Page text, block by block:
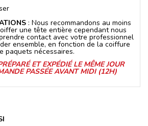
: Nous recommandons au moins
une tête entière cependant nous
contact avec votre professionnel
ensemble, en fonction de la coiffure
paquets nécessaires.
ET EXPÉDIÉ LE MÊME JOUR
PASSÉE AVANT MIDI (12H)